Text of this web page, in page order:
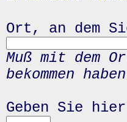
Ort, an dem
Muß mit dem
bekommen
Geben Sie